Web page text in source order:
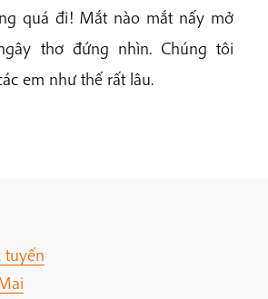
quá đi! Mắt nào mắt nấy mở
thơ đứng nhìn. Chúng tôi
em như thế rất lâu.
tuyến